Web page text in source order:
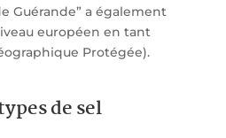
Guérande” a également
européen en tant
Protégée).
de sel